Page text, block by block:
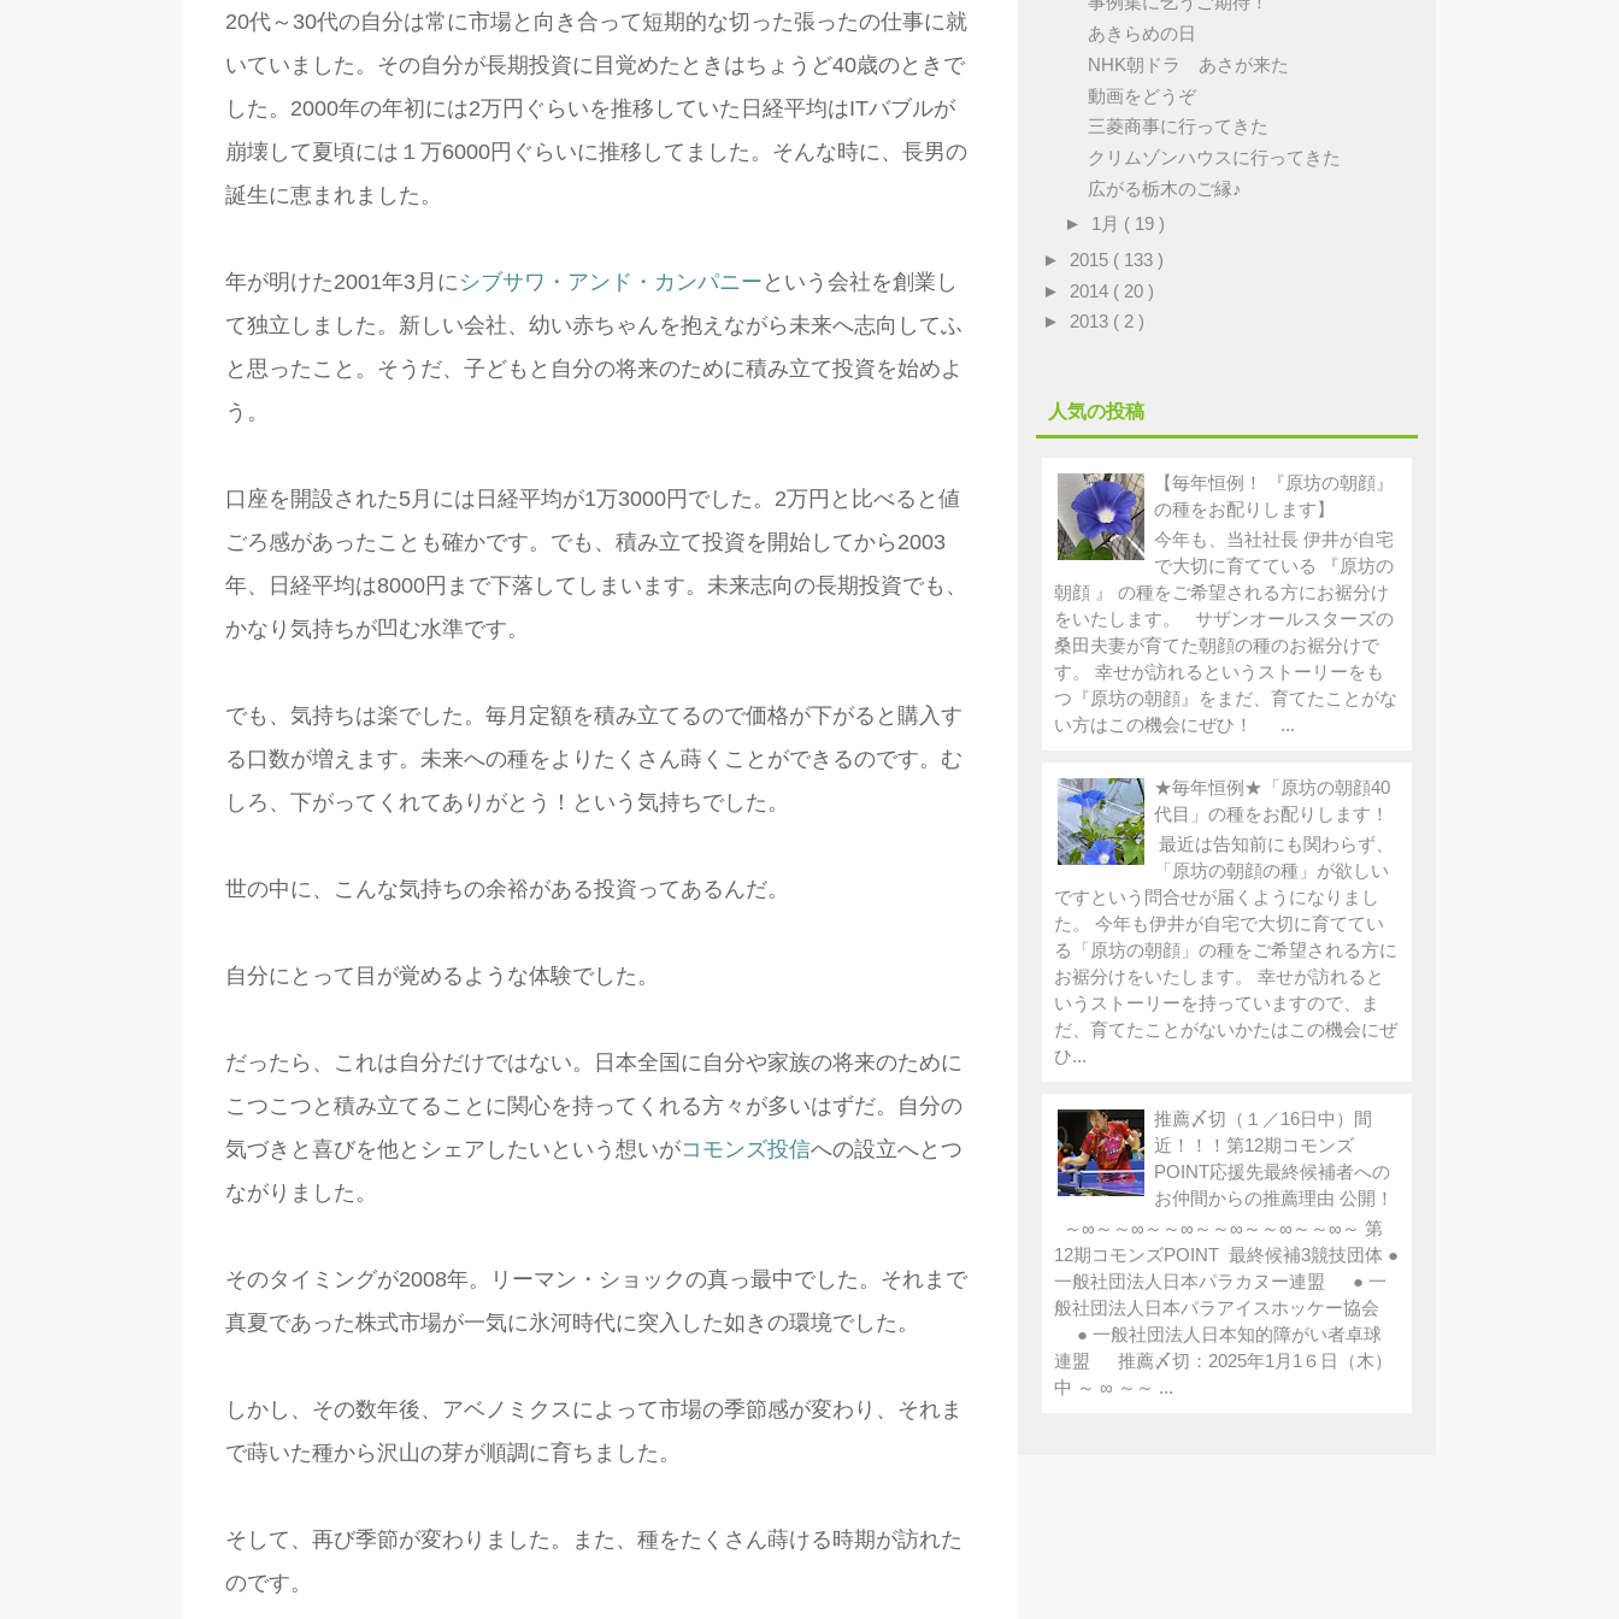
20代～30代の自分は常に市場と向き合って短期的な切った張ったの仕事に就
いていました。その自分が長期投資に目覚めたときはちょうど40歳のときで
した。2000年の年初には2万円ぐらいを推移していた日経平均はITバブルが
崩壊して夏頃には１万6000円ぐらいに推移してました。そんな時に、長男の
誕生に恵まれました。
年が明けた2001年3月にシブサワ・アンド・カンパニー という会社を創業し
て独立しました。新しい会社、幼い赤ちゃんを抱えながら未来へ志向してふ
と思ったこと。そうだ、子どもと自分の将来のために積み立て投資を始めよ
う。
口座を開設された5月には日経平均が1万3000円でした。2万円と比べると値
ごろ感があったことも確かです。でも、積み立て投資を開始してから2003
年、日経平均は8000円まで下落してしまいます。未来志向の長期投資でも、
かなり気持ちが凹む水準です。
でも、気持ちは楽でした。毎月定額を積み立てるので価格が下がると購入す
る口数が増えます。未来への種をよりたくさん蒔くことができるのです。む
しろ、下がってくれてありがとう！という気持ちでした。
世の中に、こんな気持ちの余裕がある投資ってあるんだ。
自分にとって目が覚めるような体験でした。
だったら、これは自分だけではない。日本全国に自分や家族の将来のために
こつこつと積み立てることに関心を持ってくれる方々が多いはずだ。自分の
気づきと喜びを他とシェアしたいという想いがコモンズ投信への設立へとつ
ながりました。
そのタイミングが2008年。リーマン・ショックの真っ最中でした。それまで
真夏であった株式市場が一気に氷河時代に突入した如きの環境でした。
しかし、その数年後、アベノミクスによって市場の季節感が変わり、それま
で蒔いた種から沢山の芽が順調に育ちました。
そして、再び季節が変わりました。また、種をたくさん蒔ける時期が訪れた
のです。
あきらめの日
NHK朝ドラ あさが来た
動画をどうぞ
三菱商事に行ってきた
クリムゾンハウスに行ってきた
広がる栃木のご縁♪
► 1月 ( 19 )
► 2015 ( 133 )
► 2014 ( 20 )
► 2013 ( 2 )
人気の投稿
【毎年恒例！ 『原坊の朝顔』
の種をお配りします】
今年も、当社社長 伊井が自宅
で大切に育てている 『原坊の
朝顔 』 の種をご希望される方にお裾分け
をいたします。 サザンオールスターズの
桑田夫妻が育てた朝顔の種のお裾分けで
す。 幸せが訪れるというストーリーをも
つ『原坊の朝顔』をまだ、育てたことがな
い方はこの機会にぜひ！ ...
★毎年恒例★「原坊の朝顔40
代目」の種をお配りします！
最近は告知前にも関わらず、
「原坊の朝顔の種」が欲しい
ですという問合せが届くようになりまし
た。 今年も伊井が自宅で大切に育ててい
る「原坊の朝顔」の種をご希望される方に
お裾分けをいたします。 幸せが訪れると
いうストーリーを持っていますので、ま
だ、育てたことがないかたはこの機会にぜ
ひ...
推薦〆切（１／16日中）間
近！！！第12期コモンズ
POINT応援先最終候補者への
お仲間からの推薦理由 公開！
～∞～～∞～～∞～～∞～～∞～～∞～ 第
12期コモンズPOINT 最終候補3競技団体 ●
一般社団法人日本パラカヌー連盟 ● 一
般社団法人日本パラアイスホッケー協会
● 一般社団法人日本知的障がい者卓球
連盟 推薦〆切：2025年1月1６日（木）
中 ～ ∞ ～～ ...